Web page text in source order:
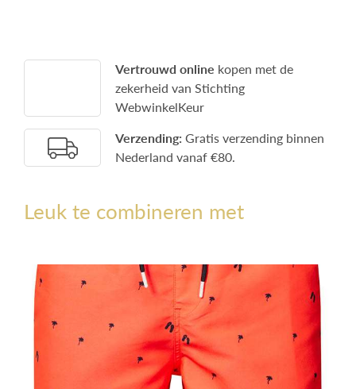
Vertrouwd online kopen met de
zekerheid van Stichting
WebwinkelKeur
Verzending: Gratis verzending binnen
Nederland vanaf €80.
Leuk te combineren met